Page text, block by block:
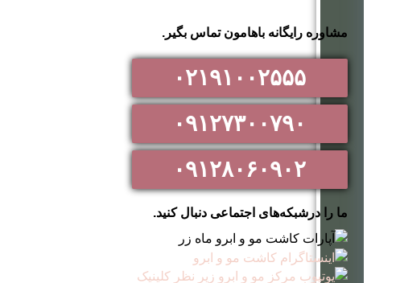
مشاوره رایگانه باهامون تماس بگیر.
۰۲۱۹۱۰۰۲۵۵۵
۰۹۱۲۷۳۰۰۷۹۰
۰۹۱۲۸۰۶۰۹۰۲
ما را درشبکه‌های اجتماعی دنبال کنید.